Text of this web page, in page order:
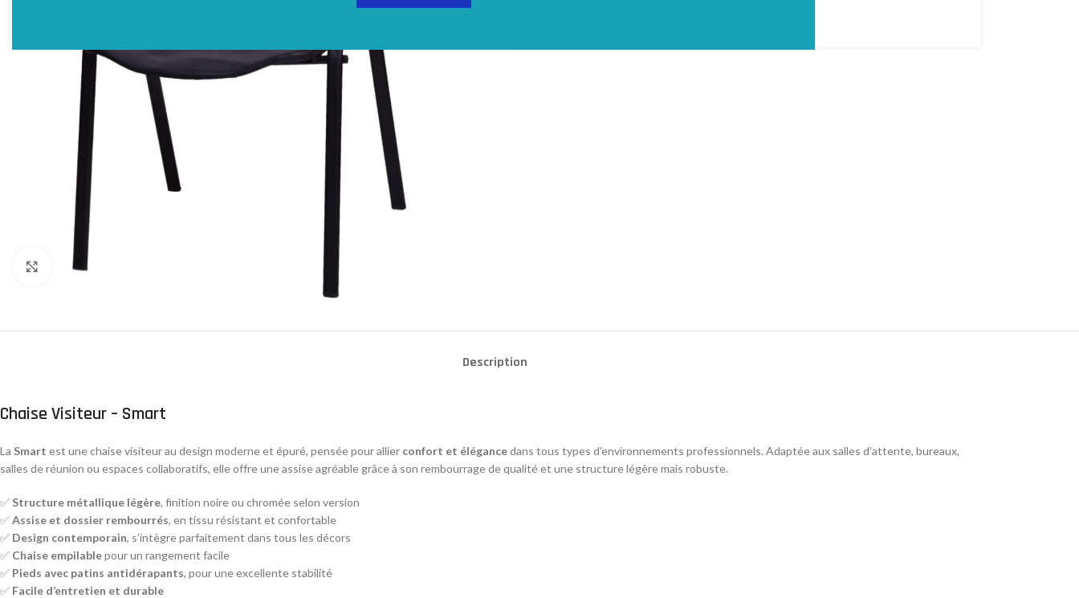
Click to enlarge
Description
Chaise Visiteur – Smart
La Smart est une chaise visiteur au design moderne et épuré, pensée pour allier confort et élégancedans tous types d’environnements professionnels. Adaptée aux salles d’attente, bureaux,
salles de réunion ou espaces collaboratifs, elle offre une assise agréable grâce à son rembourrage de qualité et une structure légère mais robuste.
✅ Structure métallique légère, finition noire ou chromée selon version
✅Assise et dossier rembourrés, en tissu résistant et confortable
✅ Design contemporain, s’intègre parfaitement dans tous les décors
✅ Chaise empilablepour un rangement facile
✅ Pieds avec patins antidérapants, pour une excellente stabilité
✅ Facile d’entretien et durable